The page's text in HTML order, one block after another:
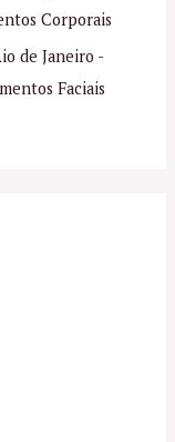
Corporais
de Janeiro -
Faciais